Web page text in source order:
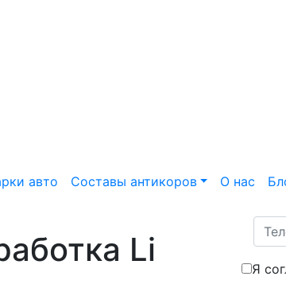
авто Составы антикоров О нас
Li
Я